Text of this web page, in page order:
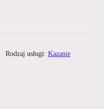
Rodzaj usługi: Kazanie